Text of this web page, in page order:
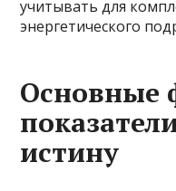
учитывать для
энергетического
Основные
истину